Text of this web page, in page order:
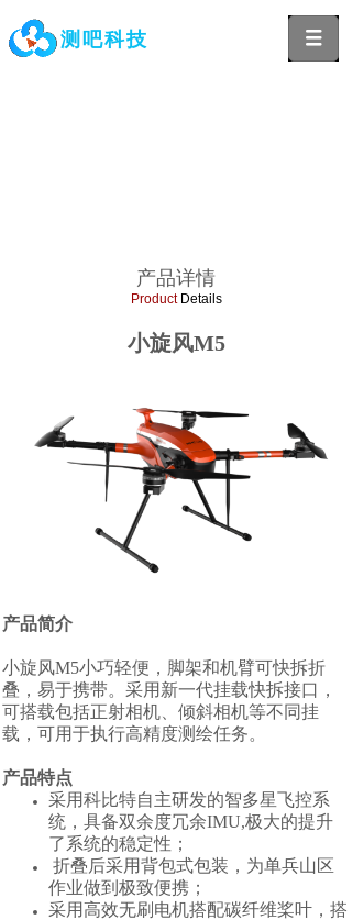
测吧科技
产品详情
Product Details
小旋风M5
产品简介
小旋风M5小巧轻便，脚架和机臂可快拆折
叠，易于携带。采用新一代挂载快拆接口，
可搭载包括正射相机、倾斜相机等不同挂
载，可用于执行高精度测绘任务。
产品特点
采用科比特自主研发的智多星飞控系
统，具备双余度冗余IMU,极大的提升
了系统的稳定性；
折叠后采用背包式包装，为单兵山区
作业做到极致便携；
采用高效无刷电机搭配碳纤维桨叶，搭